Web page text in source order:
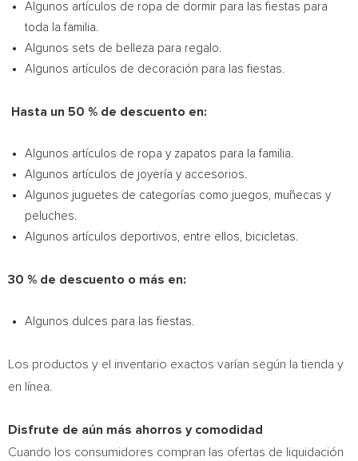
Algunos artículos de ropa de dormir para las fiestas para
toda la familia.
Algunos sets de belleza para regalo.
Algunos artículos de decoración para las fiestas.
Hasta un 50 % de descuento en:
Algunos artículos de ropa y zapatos para la familia.
Algunos artículos de joyería y accesorios.
Algunos juguetes de categorías como juegos, muñecas y
peluches.
Algunos artículos deportivos, entre ellos, bicicletas.
30 % de descuento o más en:
Algunos dulces para las fiestas.
Los productos y el inventario exactos varían según la tienda y
en línea.
Disfrute de aún más ahorros y comodidad
Cuando los consumidores compran las ofertas de liquidación